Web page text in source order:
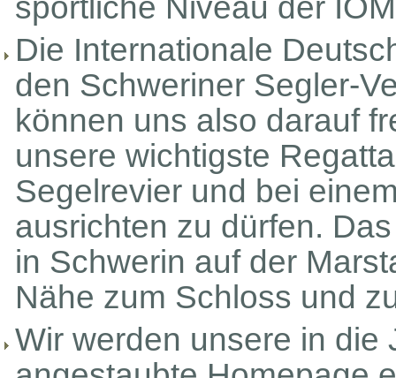
sportliche Niveau der
Die Internationale
den Schweriner Segler-
können uns also darauf
unsere wichtigste
Segelrevier und bei
ausrichten zu dürfen.
in Schwerin auf der
Nähe zum Schloss und
Wir werden unsere in die